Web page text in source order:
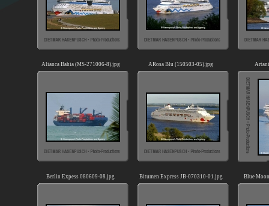
Alianca Bahia (MS-271006-8).jpg ARosa Blu (150503-05).jpg
Berlin Expess 080609-08.jpg Bitumen Express JB-070310-01.jpg Blue